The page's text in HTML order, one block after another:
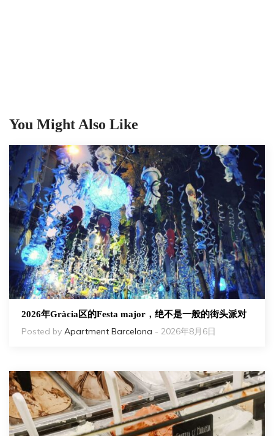
You Might Also Like
2026年Gràcia区的Festa major，绝不是一般的街头派对
Posted by Apartment Barcelona - 2026年8月6日